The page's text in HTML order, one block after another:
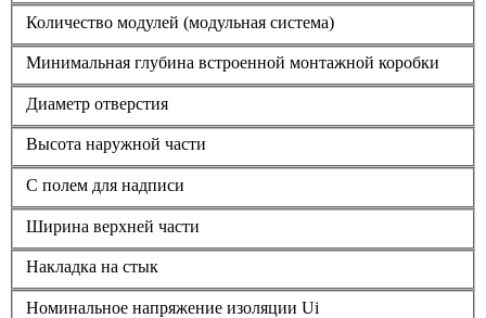
Количество модулей (модульная система)
Минимальная глубина встроенной монтажной коробки
Диаметр отверстия
Высота наружной части
С полем для надписи
Ширина верхней части
Накладка на стык
Номинальное напряжение изоляции Ui